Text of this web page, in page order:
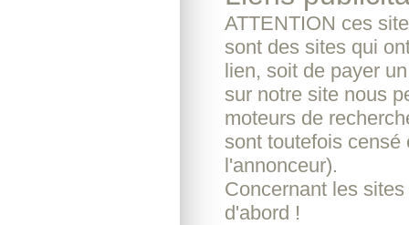
ATTENTION ces
sont des sites qui
lien, soit de payer
sur notre site nous
moteurs de
sont toutefois censé
l'annonceur).
Concernant les
d'abord !